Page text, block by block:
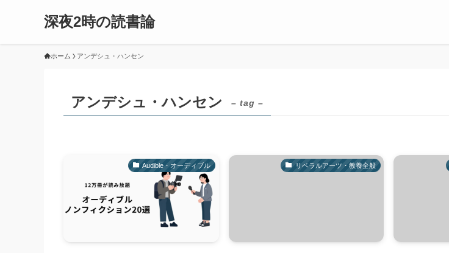
深夜2時の読書論
ホーム アンデシュ・ハンセン
アンデシュ・ハンセン – tag –
Audible・オーディブル リベラルアーツ・教養全般